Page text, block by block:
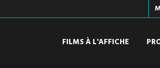
FILMS À L'AFFICHE